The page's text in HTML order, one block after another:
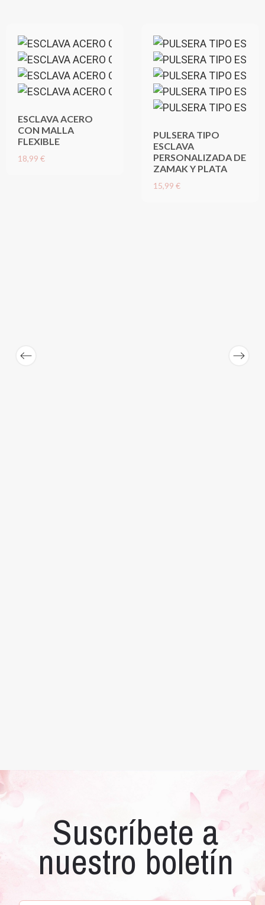
ESCLAVA ACERO
CON MALLA
FLEXIBLE
18,99 €
PULSERA TIPO
ESCLAVA
PERSONALIZADA DE
ZAMAK Y PLATA
15,99 €
Suscríbete a
nuestro boletín